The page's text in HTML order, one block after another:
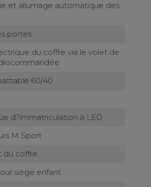
et allumage automatique des
portes
du coffre via le volet de
60/40
d?immatriculation à LED
M Sport
du coffre
siège enfant